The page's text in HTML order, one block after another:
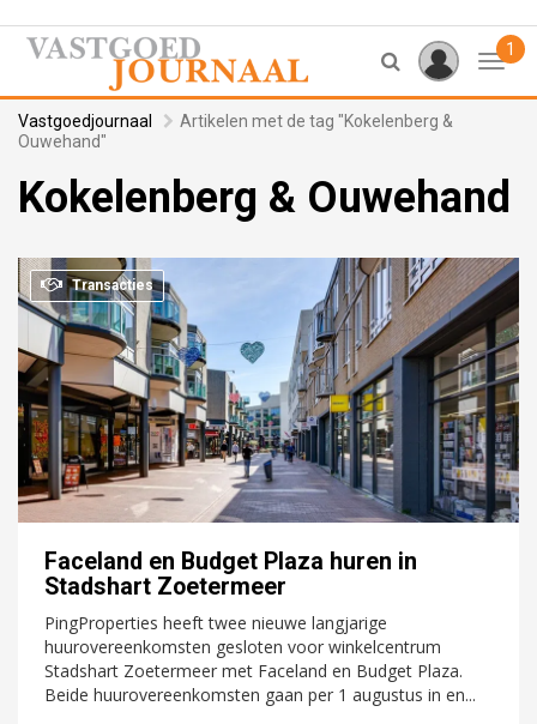
1
Vastgoedjournaal
Artikelen met de tag "Kokelenberg &
Ouwehand"
Kokelenberg & Ouwehand
Transacties
Faceland en Budget Plaza huren in
Stadshart Zoetermeer
PingProperties heeft twee nieuwe langjarige
huurovereenkomsten gesloten voor winkelcentrum
Stadshart Zoetermeer met Faceland en Budget Plaza.
Beide huurovereenkomsten gaan per 1 augustus in en...